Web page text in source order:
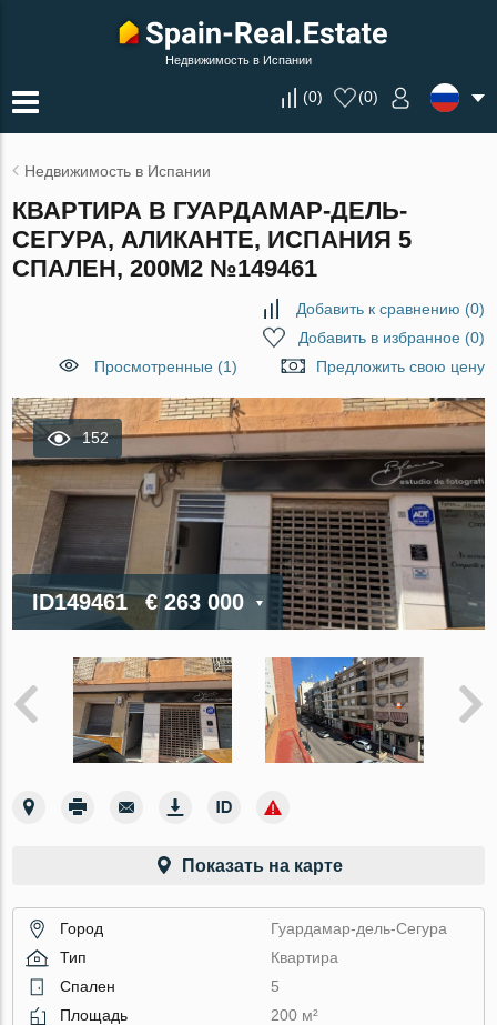
Недвижимость в Испании
(0) (0)
Недвижимость в Испании
КВАРТИРА В ГУАРДАМАР-ДЕЛЬ-
СЕГУРА, АЛИКАНТЕ, ИСПАНИЯ 5
СПАЛЕН, 200М2 №149461
Добавить к сравнению (0)
Добавить в избранное(0)
Просмотренные (1)
Предложить свою цену
152
ID149461 € 263 000
Показать на карте
Город
Гуардамар-дель-Сегура
Тип
Квартира
Спален
5
Площадь
200 м²